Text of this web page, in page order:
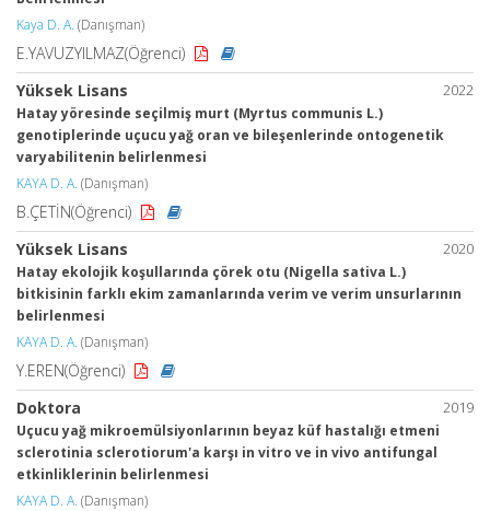
Kaya D. A. (Danışman)
E.YAVUZYILMAZ(Öğrenci)
2022
Yüksek Lisans
Hatay yöresinde seçilmiş murt (Myrtus communis L.)
genotiplerinde uçucu yağ oran ve bileşenlerinde ontogenetik
varyabilitenin belirlenmesi
KAYA D. A. (Danışman)
B.ÇETİN(Öğrenci)
2020
Yüksek Lisans
Hatay ekolojik koşullarında çörek otu (Nigella sativa L.)
bitkisinin farklı ekim zamanlarında verim ve verim unsurlarının
belirlenmesi
KAYA D. A. (Danışman)
Y.EREN(Öğrenci)
2019
Doktora
Uçucu yağ mikroemülsiyonlarının beyaz küf hastalığı etmeni
sclerotinia sclerotiorum'a karşı in vitro ve in vivo antifungal
etkinliklerinin belirlenmesi
KAYA D. A. (Danışman)